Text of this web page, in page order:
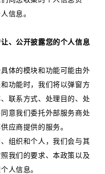
信息。
、公开披露您的个人信息
体的模块和功能可能由外
功能时，我们将以弹窗方
联系方式、处理目的、处
意我们委托外部服务商处
应商提供的服务。
组织和个人，我们会与其
我们的要求、本政策以及
人信息。